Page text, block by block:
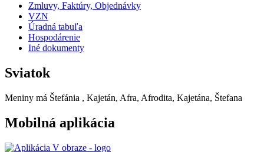
Zmluvy, Faktúry, Objednávky
VZN
Úradná tabuľa
Hospodárenie
Iné dokumenty
Sviatok
Meniny má Štefánia , Kajetán, Afra, Afrodita, Kajetána, Štefana
Mobilná aplikácia